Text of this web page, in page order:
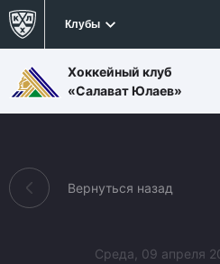
Клубы
Хоккейный клуб
«Салават Юлаев»
Вернуться назад
Среда, 09 апреля